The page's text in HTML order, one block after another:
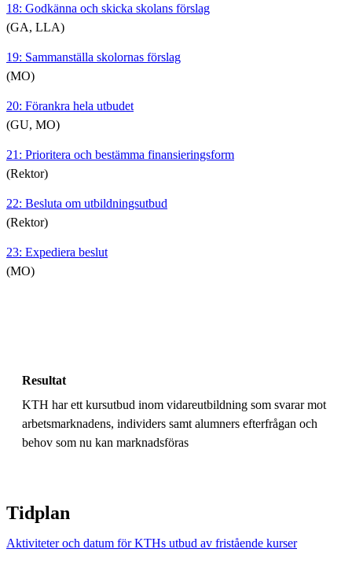
18: Godkänna och skicka skolans förslag
(GA, LLA)
19: Sammanställa skolornas förslag
(MO)
20: Förankra hela utbudet
(GU, MO)
21: Prioritera och bestämma finansieringsform
(Rektor)
22: Besluta om utbildningsutbud
(Rektor)
23: Expediera beslut
(MO)
Resultat
KTH har ett kursutbud inom vidareutbildning som svarar mot
arbetsmarknadens, individers samt alumners efterfrågan och
behov som nu kan marknadsföras
Tidplan
Aktiviteter och datum för KTHs utbud av fristående kurser